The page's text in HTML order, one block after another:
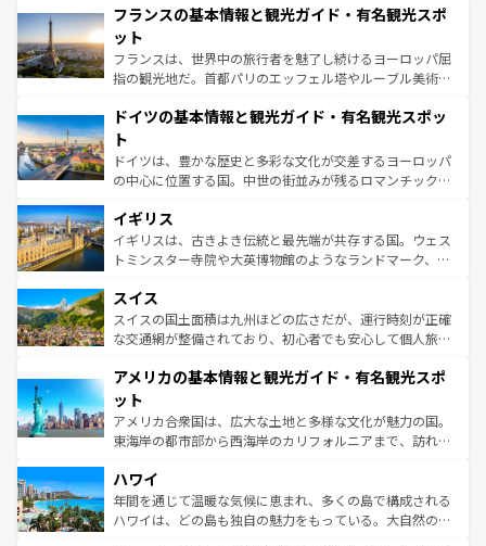
なお、新着のイタリア情報はコンテンツ一覧を参照してほ
しい。
文化が根付くこの国では、情熱的なフラメンコ、熱気あふ
れる闘牛、そして美味しいタパスが生活の一部となってい
る。首都マドリードの洗練された雰囲気や、バルセロナの
アートに溢れた街角から、地方では古代ローマ遺跡や中世
せる。地方によって風土や気候が異なるスペインはその個
ンテンツ一覧 を参照してほしい。
フランスの基本情報と観光ガイド・有名観光スポ
ット
フランスは、世界中の旅行者を魅了し続けるヨーロッパ屈
指の観光地だ。首都パリのエッフェル塔やルーブル美術館
で、幅広い魅力が詰まっている。華麗な宮殿、歴史的な大
聖堂、美しいビーチ、そして豊かな自然が、訪れる者を心
から魅了する。また、フランスは美食の国としても知ら
れ、フランス料理はユネスコ無形文化遺産にも登録されて
香り高いラベンダー畑など、多彩な楽しみ方が可能だ。さ
らに、パリ以外の地域にも魅力が溢れており、どの街角に
も豊かな歴史と文化が息づいている。パリ以外の個性あふ
を参照してほしい。
ドイツの基本情報と観光ガイド・有名観光スポッ
ト
ドイツは、豊かな歴史と多彩な文化が交差するヨーロッパ
の中心に位置する国。中世の街並みが残るロマンチック街
顔を持つこの国は、どこを歩いても飽きることがない。ベ
ルリンの文化的活気、バイエルン州のアルプスの絶景、そ
してライン川沿いのワイン畑といった風景は必見。ビール
は、お酒好きな人にはぜひ体験してほしい。 なお、新着の
ドイツ情報はコンテンツ一覧を参照してほしい。
イギリス
イギリスは、古きよき伝統と最先端が共存する国。ウェス
トミンスター寺院や大英博物館のようなランドマーク、歴
リアごとに異なる魅力がある。また、優雅なアフタヌーン
ティー、ビール好きにはたまらない英国パブ、サッカー観
戦など、本場だからこそできる体験も豊富。イギリスを旅
ンツ一覧を参照してほしい。
スイス
スイスの国土面積は九州ほどの広さだが、運行時刻が正確
な交通網が整備されており、初心者でも安心して個人旅行
の建物がそのまま残る町や、スイスならではのユニークな
博物館もあり、アルプス観光だけでなく町歩きも満喫する
ことができる。国民の所得が高いため物価も高いが、旅行
者向けの交通パス提供のサービスもあり、うまく活用すれ
着のスイス情報は
アメリカの基本情報と観光ガイド・有名観光スポ
ット
アメリカ合衆国は、広大な土地と多様な文化が魅力の国。
東海岸の都市部から西海岸のカリフォルニアまで、訪れる
のような巨大都市は、観光、ショッピング、エンターテイ
ンメントが詰まった刺激的なスポットだ。一方、アメリカ
西部には大自然が広がり、グランドキャニオンやイエロー
ハワイ
年間を通じて温暖な気候に恵まれ、多くの島で構成される
ハワイは、どの島も独自の魅力をもっている。大自然の神